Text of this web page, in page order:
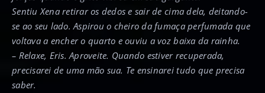
Sentiu Xena retirar os dedos e sair de cima dela, deitando-
se ao seu lado. Aspirou o cheiro da fumaça perfumada que
voltava a encher o quarto e ouviu a voz baixa da rainha.
– Relaxe, Eris. Aproveite. Quando estiver recuperada,
precisarei de uma mão sua. Te ensinarei tudo que precisa
saber.